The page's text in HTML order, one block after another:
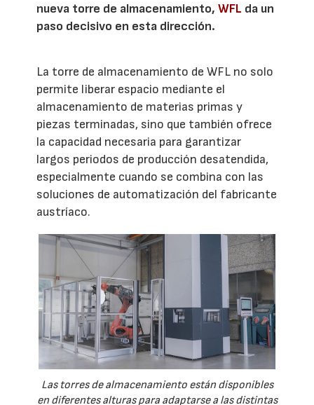
nueva torre de almacenamiento,WFL da un
paso decisivo en esta dirección.
La torre de almacenamiento de WFL no solo
permite liberar espacio mediante el
almacenamiento de materias primas y
piezas terminadas, sino que también ofrece
la capacidad necesaria para garantizar
largos periodos de producción desatendida,
especialmente cuando se combina con las
soluciones de automatización del fabricante
austríaco.
Las torres de almacenamiento están disponibles
en diferentes alturas para adaptarse a las distintas